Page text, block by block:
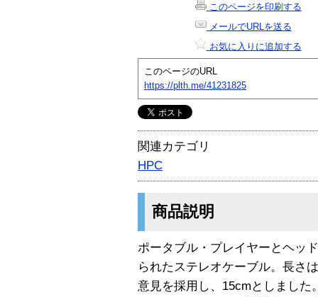
このページを印刷する
メールでURLを送る
お気に入りに追加する
このページのURL
https://plth.me/41231825
関連カテゴリ
HPC
商品説明
ポータブル・プレイヤーとヘッ
られたステレオケーブル。長さ
意見を採用し、15cmとしまし